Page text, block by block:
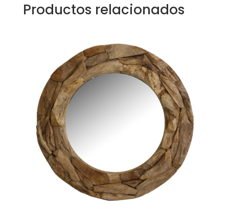
Productos relacionados